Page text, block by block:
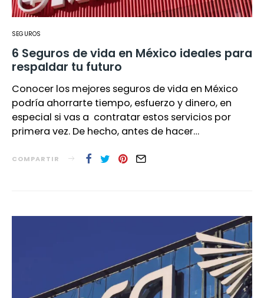
SEGUROS
6 Seguros de vida en México ideales para
respaldar tu futuro
Conocer los mejores seguros de vida en México
podría ahorrarte tiempo, esfuerzo y dinero, en
especial si vas a contratar estos servicios por
primera vez. De hecho, antes de hacer…
COMPARTIR